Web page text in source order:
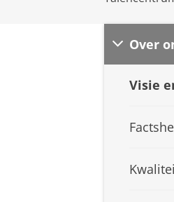
Over
Visie